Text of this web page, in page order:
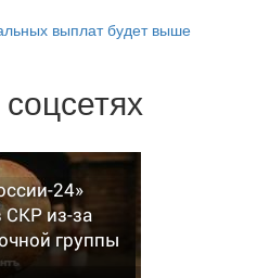
выплат будет выше
24»
СКР из-за
группы